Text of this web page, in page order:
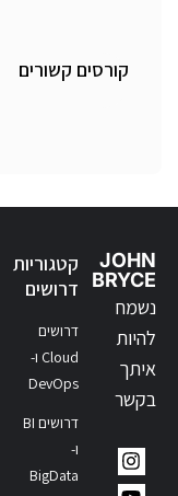
קורסים קשורים
JOHN
BRYCE
נשמח
להיות
איתך
בקשר
קטגוריות
דרושים
דרושים
Cloud ו-
DevOps
דרושים BI
ו-
BigData